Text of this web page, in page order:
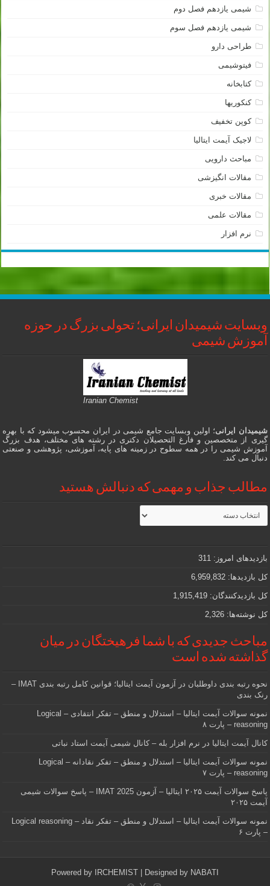
شیمی یازدهم فصل دوم
شیمی یازدهم فصل سوم
طراحی دارو
فیتوشیمی
کتابخانه
کنکوریها
کوپن تخفیف
لاجیک آیمت ایتالیا
مباحث دارویی
مقالات انگیزشی
مقالات خبری
مقالات علمی
نرم افزار
وبسایت شیمیدان ایرانی؛ تحولی بزرگ در حوزه
آموزش شیمی
Iranian Chemist
شیمیدان ایرانی؛ اولین وبسایت جامع شیمی در ایران محسوب میشود که با بهره
گیری از متخصصین و فارغ التحصیلان دکتری در رشته های مختلف، هدف بزرگ
آموزش شیمی را در همه سطوح در زمینه های پایه، آموزشی، پژوهشی و صنعتی
دنبال می کند.
مطالب جذاب و مهمی که دنبالش هستید
مطالب
جذاب
و
که
دنبالش
هستید
بازدیدهای امروز: 311
کل بازدیدها: 6,959,832
کل بازدیدکنند‌گان: 1,915,419
کل نوشته‌ها: 2,326
مباحث جدیدی که با شما فرهیختگان در میان
گذاشته شده است
نحوه رتبه بندی داوطلبان در آزمون آیمت ایتالیا؛ قوانین کامل رتبه بندی IMAT –
رنک بندی
نمونه سوالات آیمت ایتالیا – استدلال و منطق – تفکر انتقادی – Logical
reasoning – پارت ۸
کانال آیمت ایتالیا در نرم افزار بله – کانال شیمی آیمت استاد نباتی
نمونه سوالات آیمت ایتالیا – استدلال و منطق – تفکر نقادانه – Logical
reasoning – پارت ۷
پاسخ سوالات آیمت ۲۰۲۵ ایتالیا – آزمون IMAT 2025 – پاسخ سوالات شیمی
آیمت ۲۰۲۵
نمونه سوالات آیمت ایتالیا – استدلال و منطق – تفکر نقاد – Logical reasoning
– پارت ۶
Powered by IRCHEMIST | Designed by NABATI